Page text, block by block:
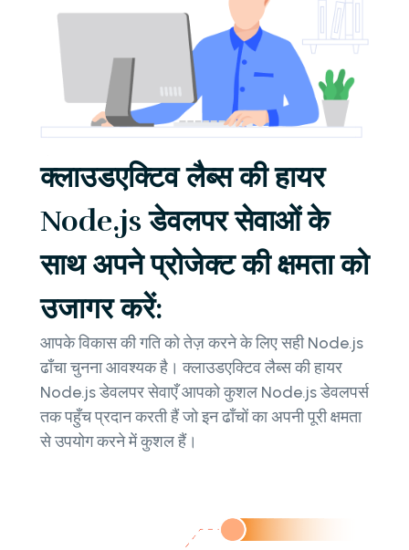
क्लाउडएक्टिव लैब्स की हायर
Node.js डेवलपर सेवाओं के
साथ अपने प्रोजेक्ट की क्षमता को
उजागर करें:
आपके विकास की गति को तेज़ करने के लिए सही Node.js
ढाँचा चुनना आवश्यक है। क्लाउडएक्टिव लैब्स की हायर
Node.js डेवलपर सेवाएँ आपको कुशल Node.js डेवलपर्स
तक पहुँच प्रदान करती हैं जो इन ढाँचों का अपनी पूरी क्षमता
से उपयोग करने में कुशल हैं।